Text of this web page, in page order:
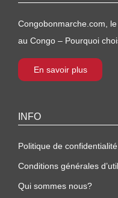
Congobonmarche.com,
au Congo – Pourquoi
En savoir plus
INFO
Politique de confidentialité
Conditions générales
Qui sommes nous?